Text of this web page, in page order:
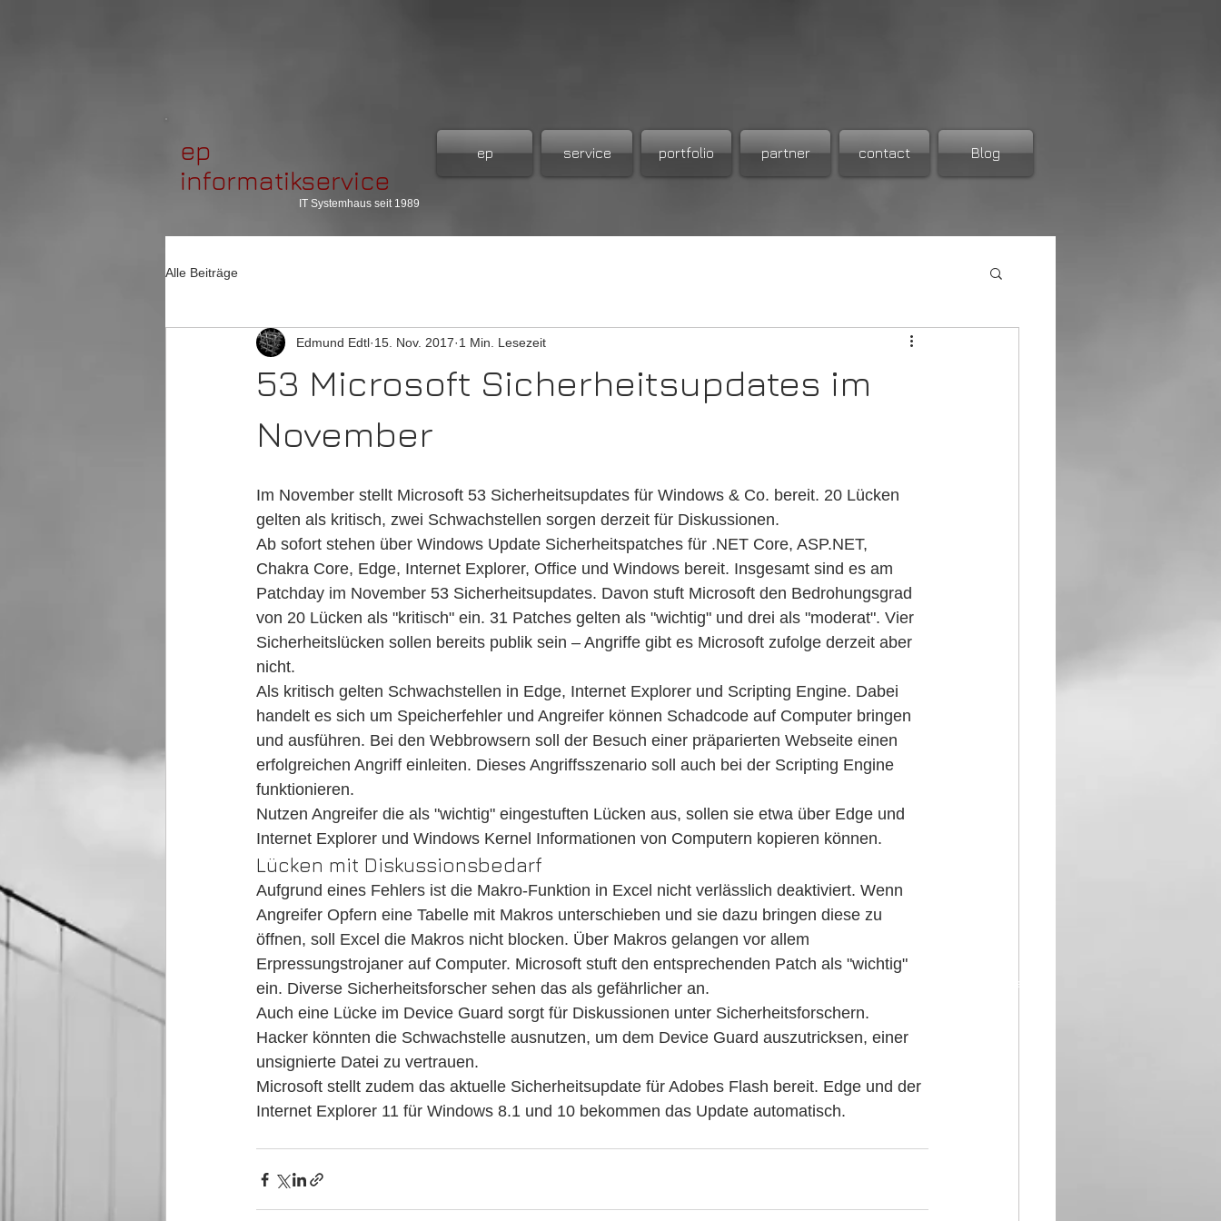
ep
informatikservice
IT Systemhaus seit 1989
ep service portfolio partner contact Blog
Alle Beiträge
53 Microsoft Sicherheitsupdates im
November
Edmund Edtl 15. Nov. 2017 1 Min. Lesezeit
Im November stellt Microsoft 53 Sicherheitsupdates für Windows & Co. bereit. 20 Lücken
gelten als kritisch, zwei Schwachstellen sorgen derzeit für Diskussionen.
Ab sofort stehen über Windows Update Sicherheitspatches für .NET Core, ASP.NET,
Chakra Core, Edge, Internet Explorer, Office und Windows bereit. Insgesamt sind es am
Patchday im November 53 Sicherheitsupdates. Davon stuft Microsoft den Bedrohungsgrad
von 20 Lücken als "kritisch" ein. 31 Patches gelten als "wichtig" und drei als "moderat". Vier
Sicherheitslücken sollen bereits publik sein – Angriffe gibt es Microsoft zufolge derzeit aber
nicht.
Als kritisch gelten Schwachstellen in Edge, Internet Explorer und Scripting Engine. Dabei
handelt es sich um Speicherfehler und Angreifer können Schadcode auf Computer bringen
und ausführen. Bei den Webbrowsern soll der Besuch einer präparierten Webseite einen
erfolgreichen Angriff einleiten. Dieses Angriffsszenario soll auch bei der Scripting Engine
funktionieren.
Nutzen Angreifer die als "wichtig" eingestuften Lücken aus, sollen sie etwa über Edge und
Internet Explorer und Windows Kernel Informationen von Computern kopieren können.
Lücken mit Diskussionsbedarf
Aufgrund eines Fehlers ist die Makro-Funktion in Excel nicht verlässlich deaktiviert. Wenn
Angreifer Opfern eine Tabelle mit Makros unterschieben und sie dazu bringen diese zu
öffnen, soll Excel die Makros nicht blocken. Über Makros gelangen vor allem
Erpressungstrojaner auf Computer. Microsoft stuft den entsprechenden Patch als "wichtig"
ein. Diverse Sicherheitsforscher sehen das als gefährlicher an.
Auch eine Lücke im Device Guard sorgt für Diskussionen unter Sicherheitsforschern.
Hacker könnten die Schwachstelle ausnutzen, um dem Device Guard auszutricksen, einer
unsignierte Datei zu vertrauen.
Microsoft stellt zudem das aktuelle Sicherheitsupdate für Adobes Flash bereit. Edge und der
Internet Explorer 11 für Windows 8.1 und 10 bekommen das Update automatisch.
Impressum